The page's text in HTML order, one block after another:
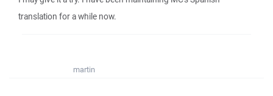
translation for a while now.
martin